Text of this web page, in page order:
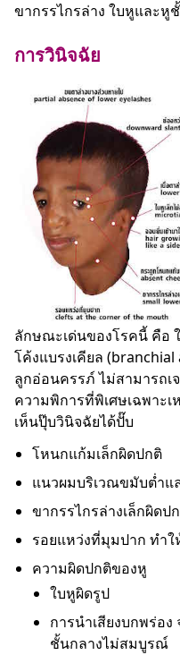
ขากรรไกรล่าง ใบหูและหู
การวินิจฉัย
ลักษณะเด่นของโรคนี้ คือ
โค้งแบรงเคียล
ลูกอ่อนครรภ์ ไม่สามารถเ
ความพิการที่พิเศษเฉพาะเ
เห็นปุ๊บวินิจฉัยได้ปั๊บ
โหนกแก้มเล็กผิดปกติ
แนวผมบริเวณขมับต่ำแ
ขากรรไกรล่างเล็กผิดป
รอยแหว่งที่มุมปาก ทำ
ความผิดปกติของหู
ใบหูผิดรูป
การนำเสียงบกพร่อ
ชั้นกลางไม่สมบูรณ์